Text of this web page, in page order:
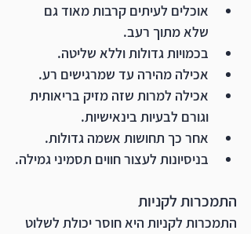
אוכלים לעיתים קרבות מאוד גם
שלא מתוך רעב.
בכמויות גדולות וללא שליטה.
אכילה מהירה עד שמרגישים רע.
אכילה למרות שזה מזיק בריאותית
וגורם לבעיות בינאישיות.
אחר כך תחושות אשמה גדולות.
בניסיונות לעצור חווים תסמיני גמילה.
התמכרות לקניות
התמכרות לקניות היא חוסר יכולת לשלוט